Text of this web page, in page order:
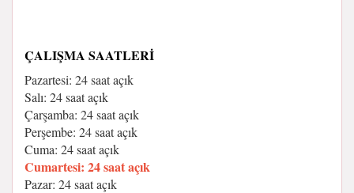
ÇALIŞMA SAATLERI
Pazartesi: 24 saat açık
Salı: 24 saat açık
Çarşamba: 24 saat açık
Perşembe: 24 saat açık
Cuma: 24 saat açık
Cumartesi: 24 saat açık
Pazar: 24 saat açık